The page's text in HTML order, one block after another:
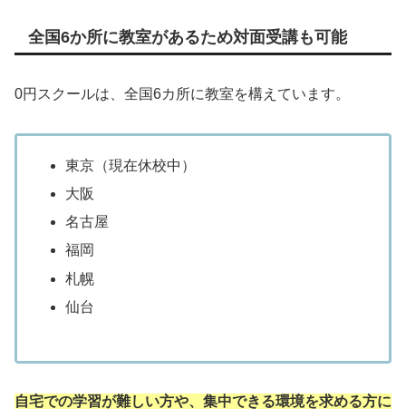
全国6か所に教室があるため対面受講も可能
0円スクールは、全国6カ所に教室を構えています。
東京（現在休校中）
大阪
名古屋
福岡
札幌
仙台
自宅での学習が難しい方や、集中できる環境を求める方に